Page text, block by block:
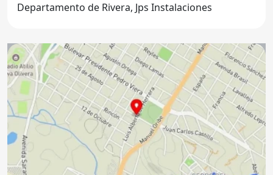
Departamento de Rivera, Jps Instalaciones